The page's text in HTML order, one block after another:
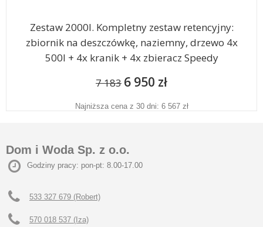
Zestaw 2000l. Kompletny zestaw retencyjny:
zbiornik na deszczówkę, naziemny, drzewo 4x
500l + 4x kranik + 4x zbieracz Speedy
7 183 6 950 zł
Najniższa cena z 30 dni: 6 567 zł
Dom i Woda Sp. z o.o.
Godziny pracy: pon-pt: 8.00-17.00
533 327 679 (Robert)
570 018 537 (Iza)